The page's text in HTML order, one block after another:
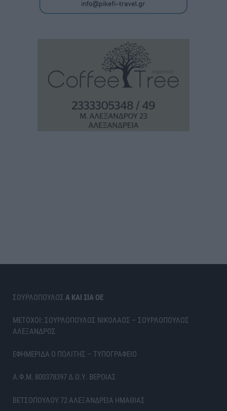
ΣΟΥΡΛΟΠΟΥΛΟΣ Α ΚΑΙ ΣΙΑ ΟΕ
ΜΕΤΟΧΟΙ: ΣΟΥΡΛΟΠΟΥΛΟΣ ΝΙΚΟΛΑΟΣ – ΣΟΥΡΛΟΠΟΥΛΟΣ
ΑΛΕΞΑΝΔΡΟΣ
ΕΦΗΜΕΡΙΔΑ Ο ΠΟΛΙΤΗΣ – ΤΥΠΟΓΡΑΦΕΙΟ
Α.Φ.Μ. 800378397 Δ.Ο.Υ. ΒΕΡΟΙΑΣ
ΒΕΤΣΟΠΟΥΛΟΥ 72 ΑΛΕΞΑΝΔΡΕΙΑ ΗΜΑΘΙΑΣ